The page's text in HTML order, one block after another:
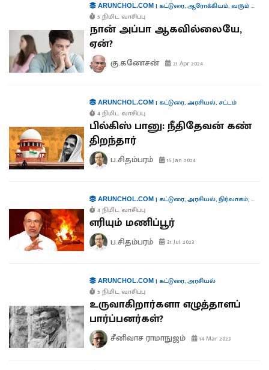
ARUNCHOL.COM| கட்டுரை,ஆரோக்கியம், வரும் முன் காக்க
5 நிமிட வாசிப்பு
நான் அப்பா ஆகவில்லையே,
ஏன்?
கு.கணேசன் 21 Apr 2024
ARUNCHOL.COM| கட்டுரை,அரசியல், சட்டம்
4 நிமிட வாசிப்பு
பில்கிஸ் பானு: நீதிதேவன் கண்
திறந்தார்
ப.சிதம்பரம் 15 Jan 2024
ARUNCHOL.COM| கட்டுரை,அரசியல்,நிர்வாகம்,
4 நிமிட வாசிப்பு
எரியும் மணிப்பூர்
ப.சிதம்பரம் 31 Jul 2023
ARUNCHOL.COM| கட்டுரை,அரசியல்
5 நிமிட வாசிப்பு
உருவாகிறார்களா எழுத்தாளப்
பார்ப்பனர்கள்?
சீனிவாச ராமாநுஜம் 14 Mar 2023